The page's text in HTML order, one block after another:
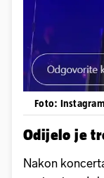
Foto:
Odijelo je
Nakon